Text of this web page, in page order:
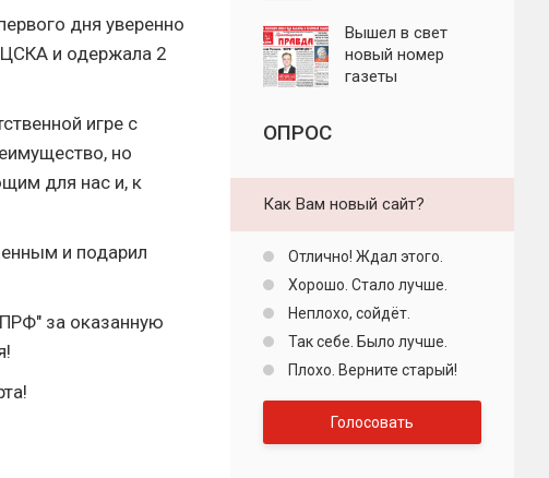
дня уверенно
ЦСКА и одержала 2
игре с
но
для нас и, к
и подарил
за оказанную
правда"
Вышел в свет
новый номер
газеты
ОПРОС
Как Вам новый сайт?
Отлично! Ждал этого.
Хорошо. Стало лучше.
Неплохо, сойдёт.
Так себе. Было лучше.
Плохо. Верните старый!
Голосовать